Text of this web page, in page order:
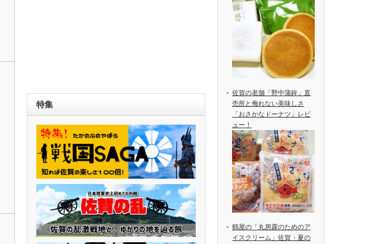
特集
佐賀の老舗「野中蒲鉾」直
売所と侮れない美味しさ
「おさかなドーナツ」レビ
ュー！
鶴屋の「丸房露のためのア
イスクリーム」佐賀・夏の